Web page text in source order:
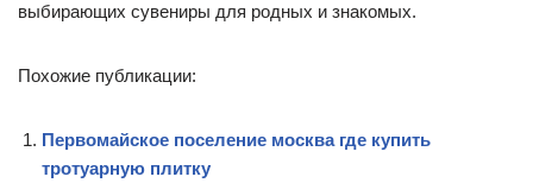
выбирающих сувениры для родных и знакомых.
Похожие публикации:
Первомайское поселение москва где купить
тротуарную плитку